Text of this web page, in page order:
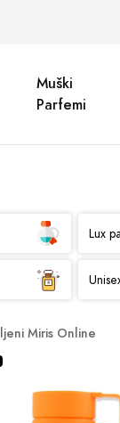
Muški
Parfemi
Lux
Miris Online